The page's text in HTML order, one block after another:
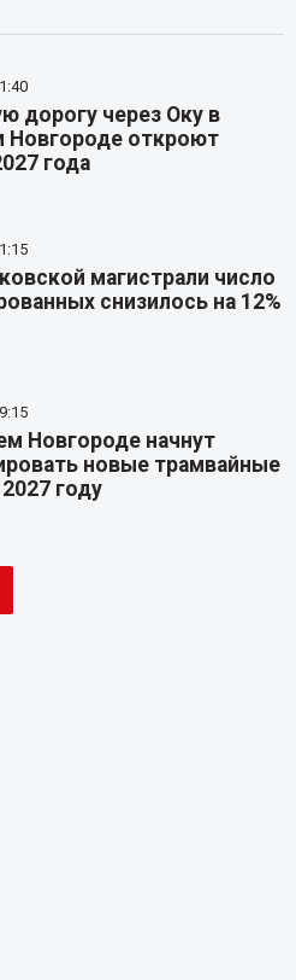
дорогу через Оку в
Новгороде откроют
года
магистрали число
снизилось на 12%
Новгороде начнут
новые трамвайные
году